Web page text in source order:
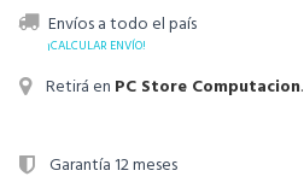
Envíos a todo el país
¡CALCULAR ENVÍO!
Retirá en PC Store Computacion.
Garantía 12 meses